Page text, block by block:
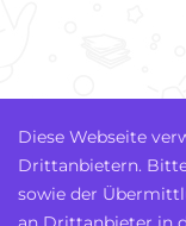
Diese Webseite
Drittanbietern.
sowie der